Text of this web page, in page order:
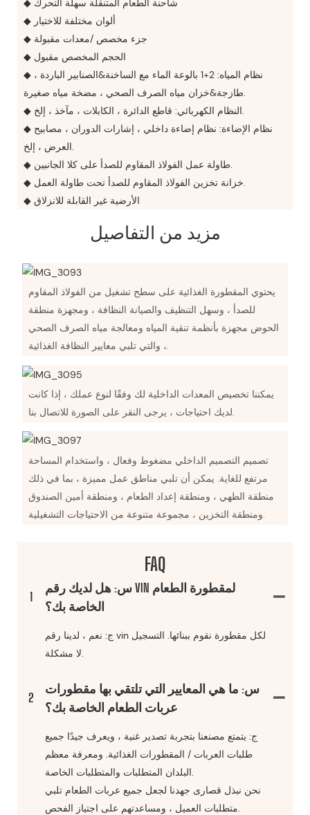
◆ شاحنة الطعام المتنقلة سهلة التحرك
◆ ألوان مختلفة للاختيار
◆ جزء مخصص /معدات مقبولة
◆ الحجم المخصص مقبول
◆ نظام المياه: 2+1 بالوعة الماء مع الساخنة&الصنابير الباردة ،
طازجة&خزان مياه الصرف الصحي ، مضخة مياه صغيرة.
◆ النظام الكهربائي: قاطع الدائرة ، الكابلات ، مآخذ ، إلخ.
◆ نظام الإضاءة: نظام إضاءة داخلي ، إشارات الدوران ، مصابيح
العرض ، إلخ.
◆ طاولة عمل الفولاذ المقاوم للصدأ على كلا الجانبين.
◆ خزانة تخزين الفولاذ المقاوم للصدأ تحت طاولة العمل.
مزيد من التفاصيل
يحتوي المقطورة الغذائية على سطح تشغيل من الفولاذ المقاوم
للصدأ ، وسهل التنظيف والصيانة النظافة ، ومجهزة منطقة
الحوض مجهزة بأنظمة تنقية المياه ومعالجة مياه الصرف الصحي
، والتي تلبي معايير النظافة الغذائية.
يمكننا تخصيص المعدات الداخلية لك وفقًا لنوع عملك ، إذا كانت
لديك احتياجات ، يرجى النقر على الصورة للاتصال بنا.
تصميم التصميم الداخلي مضغوط وفعال ، واستخدام المساحة
مرتفع للغاية. يمكن أن تلبي مناطق عمل مميزة ، بما في ذلك
منطقة الطهي ، ومنطقة إعداد الطعام ، ومنطقة أمين الصندوق
ومنطقة التخزين ، مجموعة متنوعة من الاحتياجات التشغيلية.
FAQ
1
س: هل لديك رقم VIN لمقطورة الطعام
الخاصة بك؟
ج: نعم ، لدينا رقم vin لكل مقطورة نقوم ببنائها. التسجيل
لا مشكلة.
2
س: ما هي المعايير التي تلتقي بها مقطورات
عربات الطعام الخاصة بك؟
ج: يتمتع مصنعنا بتجربة تصدير غنية ، ويعرف جيدًا جميع
طلبات العربات / المقطورات الغذائية. ومعرفة معظم
البلدان المتطلبات والمتطلبات الخاصة.
نحن نبذل قصارى جهدنا لجعل جميع عربات الطعام تلبي
متطلبات العميل ، ومساعدتهم على اجتياز الفحص.